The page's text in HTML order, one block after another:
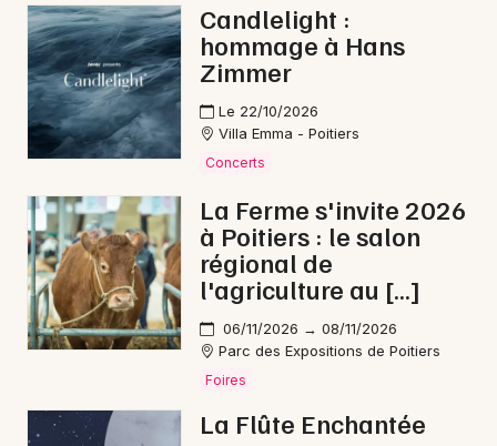
Candlelight :
hommage à Hans
Zimmer
Le 22/10/2026
Villa Emma - Poitiers
Concerts
La Ferme s'invite 2026
à Poitiers : le salon
régional de
l'agriculture au […]
06/11/2026 → 08/11/2026
Parc des Expositions de Poitiers
Foires
La Flûte Enchantée